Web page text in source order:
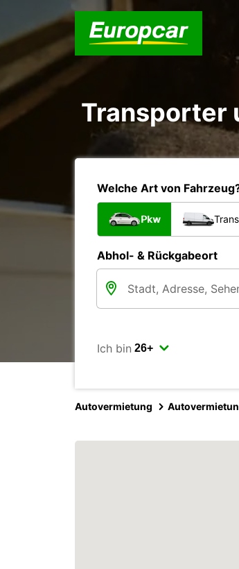
Transporter
Welche Art von
Pkw
Abhol- & Rückgabeort
Ich bin
Autovermietung